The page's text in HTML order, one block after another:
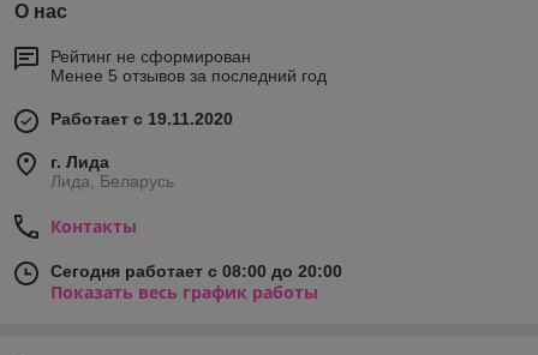
О нас
Рейтинг не сформирован
Менее 5 отзывов за последний год
Работает с 19.11.2020
г. Лида
Лида, Беларусь
Контакты
Сегодня работает с 08:00 до 20:00
Показать весь график работы